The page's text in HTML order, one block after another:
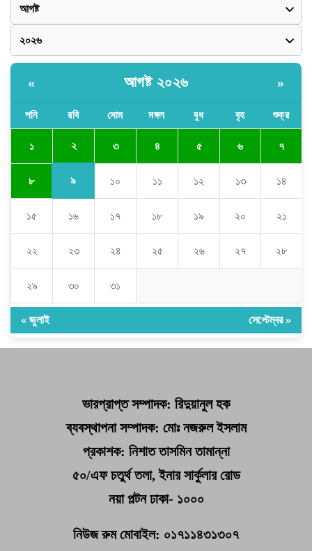
« আগষ্ট ২০২৬ »
শনি রবি সোম মঙ্গল বুধ বৃহ শুক্র
১ ২ ৩ ৪ ৫ ৬ ৭
৮ ৯ ১০ ১১ ১২ ১৩ ১৪
১৫ ১৬ ১৭ ১৮ ১৯ ২০ ২১
২২ ২৩ ২৪ ২৫ ২৬ ২৭ ২৮
২৯ ৩০ ৩১
« জুলাই সেপ্টেম্বর »
ভারপ্রাপ্ত সম্পাদক: রিদুয়ানুল হক
ব্যবস্থাপনা সম্পাদক: মোঃ নজরুল ইসলাম
প্রকাশক: নিশাত তাসমিন তামান্না
৫০/এফ চতুর্থ তলা, ইনার সার্কুলার রোড
নয়া পল্টন ঢাকা- ১০০০
নিউজ রুম মোবাইল: ০১৭১১৪৩১৩০৭